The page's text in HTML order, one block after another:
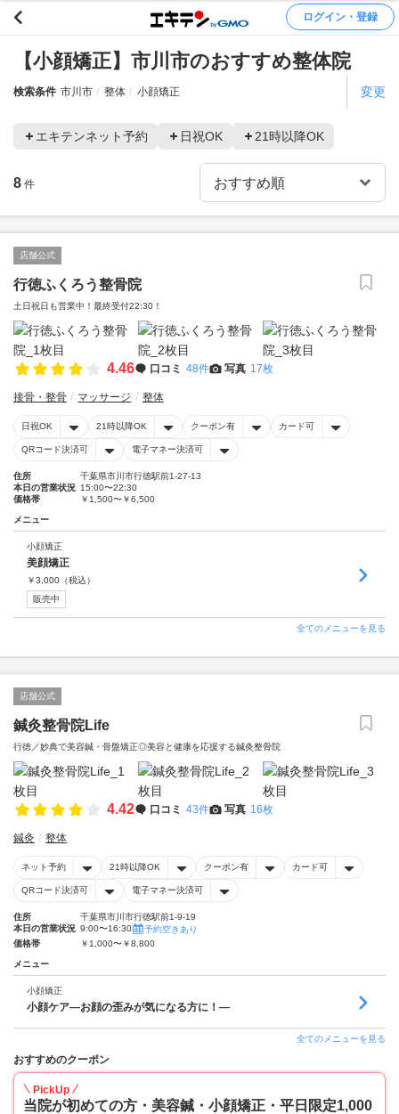
ログイン・登録
【小顔矯正】市川市のおすすめ整体院
検索条件 市川市 整体 小顔矯正 変更
エキテンネット予約 日祝OK 21時以降OK
8 件
店舗公式
行徳ふくろう整骨院
土日祝日も営業中！最終受付22:30！
4.46 口コミ 48件 写真 17枚
接骨・整骨 マッサージ 整体
日祝OK 21時以降OK クーポン有 カード可
QRコード決済可 電子マネー決済可
住所
千葉県市川市行徳駅前1-27-13
本日の営業状況 15:00〜22:30
価格帯
￥1,500〜￥6,500
メニュー
小顔矯正
美顔矯正
￥3,000 （税込）
販売中
全てのメニューを見る
店舗公式
鍼灸整骨院Life
行徳／妙典で美容鍼・骨盤矯正◎美容と健康を応援する鍼灸整骨院
4.42 口コミ 43件 写真 16枚
鍼灸 整体
ネット予約 21時以降OK クーポン有 カード可
QRコード決済可 電子マネー決済可
住所
千葉県市川市行徳駅前1-9-19
本日の営業状況 9:00〜16:30
予約空きあり
価格帯
￥1,000〜￥8,800
メニュー
小顔矯正
小顔ケア―お顔の歪みが気になる方に！―
全てのメニューを見る
おすすめのクーポン
PickUp
当院が初めての方・美容鍼・小顔矯正・平日限定1,000